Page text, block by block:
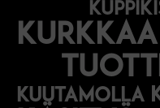
kuutamolla